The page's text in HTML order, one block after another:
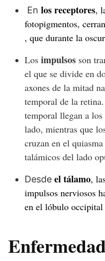
En los receptores,
fotopigmentos,
, que durante la
Los impulsos son
el que se divide en
axones de la mitad
temporal de la retina.
temporal llegan a
lado, mientras que
cruzan en el
talámicos del lado
Desde el tálamo,
impulsos nerviosos
en el lóbulo occipital